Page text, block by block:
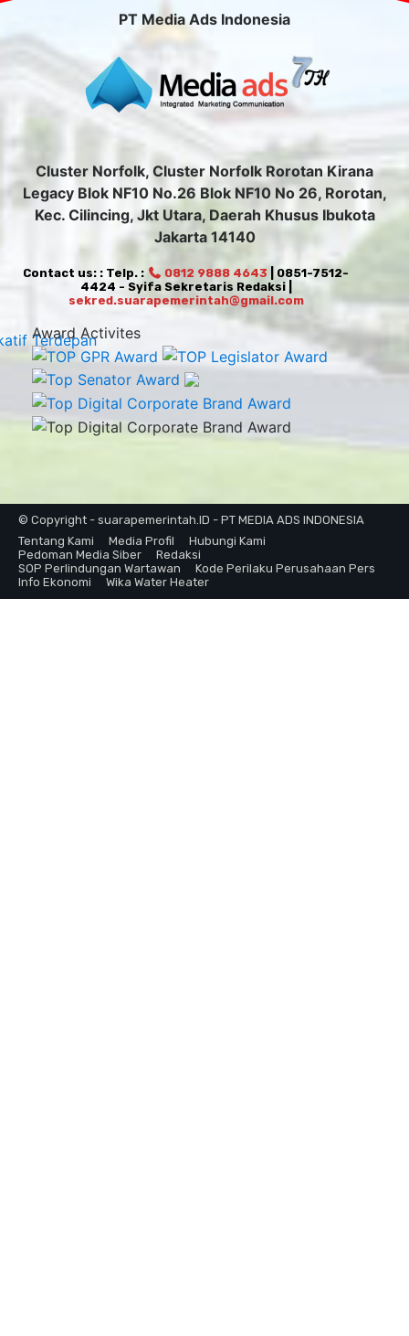
PT Media Ads Indonesia
Cluster Norfolk, Cluster Norfolk Rorotan Kirana
Legacy Blok NF10 No.26 Blok NF10 No 26, Rorotan,
Kec. Cilincing, Jkt Utara, Daerah Khusus Ibukota
Jakarta 14140
Contact us: : Telp. : 0812 9888 4643 | 0851-7512-
4424 - Syifa Sekretaris Redaksi |
sekred.suarapemerintah@gmail.com
Award Activites
© Copyright - suarapemerintah.ID - PT MEDIA ADS INDONESIA
Tentang Kami
Media Profil
Hubungi Kami
Pedoman Media Siber
Redaksi
SOP Perlindungan Wartawan
Kode Perilaku Perusahaan Pers
Info Ekonomi
Wika Water Heater